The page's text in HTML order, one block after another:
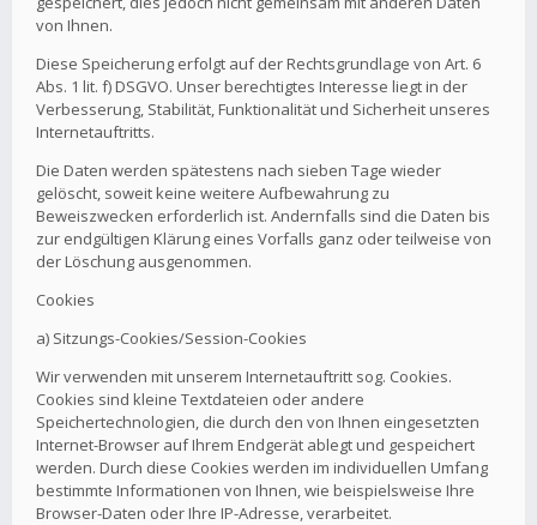
von Ihnen.
Diese Speicherung erfolgt auf der Rechtsgrundlage von Art. 6
Abs. 1 lit. f) DSGVO. Unser berechtigtes Interesse liegt in der
Verbesserung, Stabilität, Funktionalität und Sicherheit unseres
Internetauftritts.
Die Daten werden spätestens nach sieben Tage wieder
gelöscht, soweit keine weitere Aufbewahrung zu
Beweiszwecken erforderlich ist. Andernfalls sind die Daten bis
zur endgültigen Klärung eines Vorfalls ganz oder teilweise von
der Löschung ausgenommen.
Cookies
a) Sitzungs-Cookies/Session-Cookies
Wir verwenden mit unserem Internetauftritt sog. Cookies.
Cookies sind kleine Textdateien oder andere
Speichertechnologien, die durch den von Ihnen eingesetzten
Internet-Browser auf Ihrem Endgerät ablegt und gespeichert
werden. Durch diese Cookies werden im individuellen Umfang
bestimmte Informationen von Ihnen, wie beispielsweise Ihre
Browser-Daten oder Ihre IP-Adresse, verarbeitet.